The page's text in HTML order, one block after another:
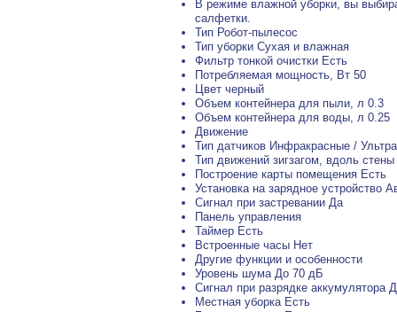
В режиме влажной уборки, вы
салфетки.
Тип Робот-пылесос
Тип уборки Сухая и влажная
Фильтр тонкой очистки Есть
Потребляемая мощность, Вт 50
Цвет черный
Объем контейнера для пыли, л 0.3
Объем контейнера для воды, л 0.25
Движение
Тип датчиков Инфракрасные /
Тип движений зигзагом, вдоль стены
Построение карты помещения Есть
Установка на зарядное устройство
Сигнал при застревании Да
Панель управления
Таймер Есть
Встроенные часы Нет
Другие функции и особенности
Уровень шума До 70 дБ
Сигнал при разрядке аккумулятора
Местная уборка Есть